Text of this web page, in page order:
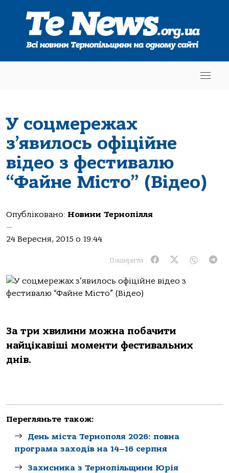
У соцмережах
з’явилось офіційне
відео з фестивалю
“Файне Місто” (Відео)
Опубліковано: Новини Тернопілля
—
24 Вересня, 2015 о 19:44
Поширити:
За три хвилини можна побачити
найцікавіші моменти фестивальних
днів.
Перегляньте також:
День міста Тернополя 2026: повна
програма заходів на 14–16 серпня
Захисника з Тернопільщини Юрія